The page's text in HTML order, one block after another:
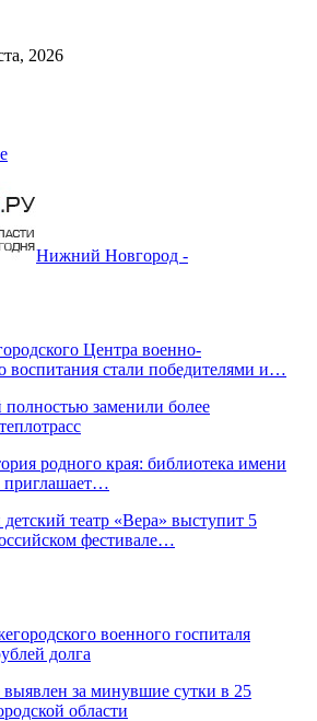
2026
Нижний Новгород -
Центра военно-
воспитания стали победителями и…
заменили более
родного края: библиотека имени
театр «Вера» выступит 5
фестивале…
военного госпиталя
долга
за минувшие сутки в 25
области